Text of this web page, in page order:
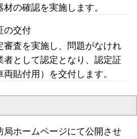
の確認を実施します。
の交付
審査を実施し、問題がなけれ
者として認定となり、認定証
両貼付用）を交付します。
局ホームページにて公開させ